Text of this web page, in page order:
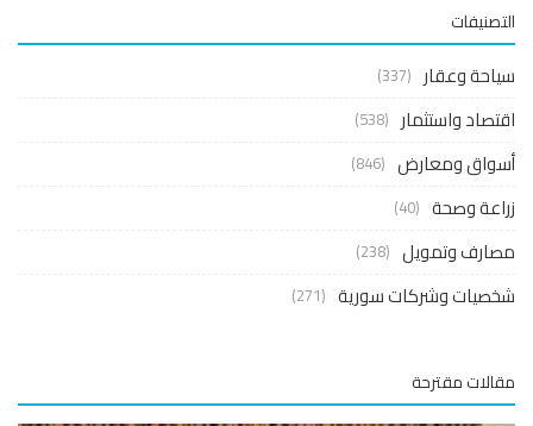
وعقار (337)
واستثمار (538)
ومعارض (846)
وصحة (40)
وتمويل (238)
وشركات سورية (271)
مقترحة